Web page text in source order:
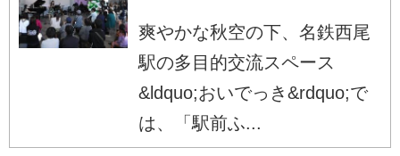
爽やかな秋空の下、名鉄西尾
駅の多目的交流スペース
&ldquo;おいでっき&rdquo;で
は、「駅前ふ...